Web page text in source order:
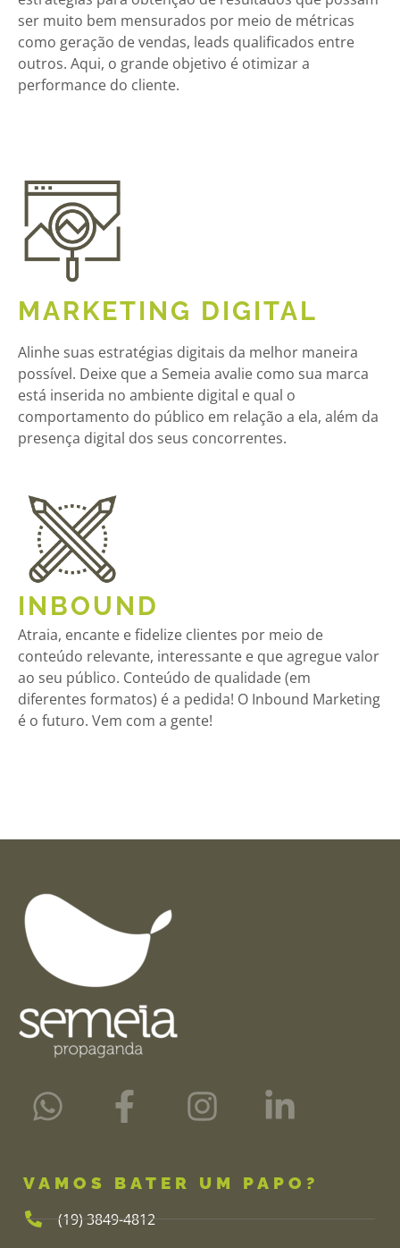
ser muito bem mensurados por meio de métricas
como geração de vendas, leads qualificados entre
outros. Aqui, o grande objetivo é otimizar a
performance do cliente.
MARKETING DIGITAL
Alinhe suas estratégias digitais da melhor maneira
possível. Deixe que a Semeia avalie como sua marca
está inserida no ambiente digital e qual o
comportamento do público em relação a ela, além da
presença digital dos seus concorrentes.
INBOUND
Atraia, encante e fidelize clientes por meio de
conteúdo relevante, interessante e que agregue valor
ao seu público. Conteúdo de qualidade (em
diferentes formatos) é a pedida! O Inbound Marketing
é o futuro. Vem com a gente!
VAMOS BATER UM PAPO?
(19) 3849-4812​